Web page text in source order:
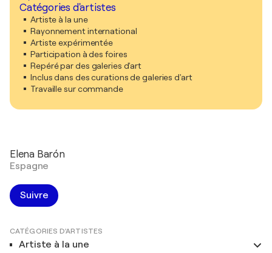
Catégories d'artistes
Artiste à la une
Rayonnement international
Artiste expérimentée
Participation à des foires
Repéré par des galeries d'art
Inclus dans des curations de galeries d'art
Travaille sur commande
Elena Barón
Espagne
Suivre
CATÉGORIES D'ARTISTES
Artiste à la une